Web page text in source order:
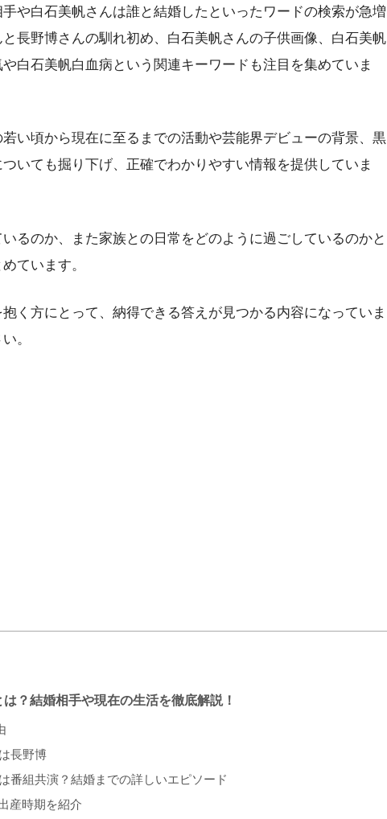
や白石美帆さんは誰と結婚したといったワードの検索が急増
長野博さんの馴れ初め、白石美帆さんの子供画像、白石美帆
白石美帆白血病という関連キーワードも注目を集めていま
い頃から現在に至るまでの活動や芸能界デビューの背景、黒
いても掘り下げ、正確でわかりやすい情報を提供していま
るのか、また家族との日常をどのように過ごしているのかと
ています。
く方にとって、納得できる答えが見つかる内容になっていま
。
？結婚相手や現在の生活を徹底解説！
長野博
番組共演？結婚までの詳しいエピソード
産時期を紹介